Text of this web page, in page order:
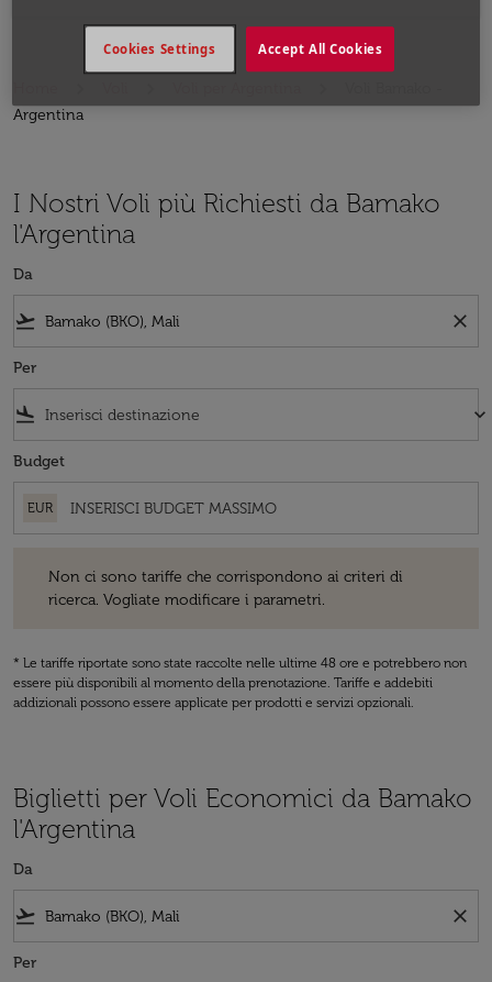
Argentina
I Nostri Voli più Richiesti da Bamako
l'Argentina
Da
flight_takeoff close
Per
flight_land keyboard_arrow_down
Budget
EUR
Non ci sono tariffe che corrispondono ai criteri di
ricerca. Vogliate modificare i parametri.
* Le tariffe riportate sono state raccolte nelle ultime 48 ore e potrebbero non
essere più disponibili al momento della prenotazione. Tariffe e addebiti
addizionali possono essere applicate per prodotti e servizi opzionali.
Biglietti per Voli Economici da Bamako
l'Argentina
Da
flight_takeoff close
Per
Accept All Cookies
Cookies Settings